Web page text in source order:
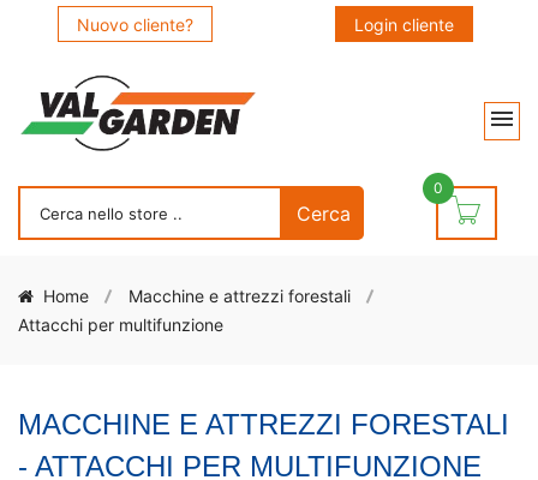
Nuovo cliente? Login cliente
0
Home
Macchine e attrezzi forestali
Attacchi per multifunzione
MACCHINE E ATTREZZI FORESTALI
- ATTACCHI PER MULTIFUNZIONE